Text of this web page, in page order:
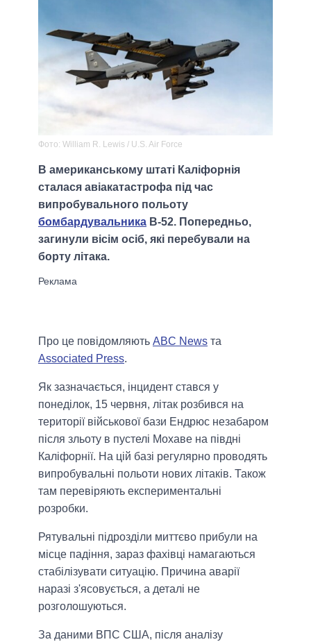
Фото: William R. Lewis / U.S. Air Force
В американському штаті Каліфорнія
сталася авіакатастрофа під час
випробувального польоту
бомбардувальника B-52. Попередньо,
загинули вісім осіб, які перебували на
борту літака.
Про це повідомляють ABC News та
Associated Press.
Як зазначається, інцидент стався у
понеділок, 15 червня, літак розбився на
території військової бази Ендрюс незабаром
після зльоту в пустелі Мохаве на півдні
Каліфорнії. На цій базі регулярно проводять
випробувальні польоти нових літаків. Також
там перевіряють експериментальні
розробки.
Рятувальні підрозділи миттєво прибули на
місце падіння, зараз фахівці намагаються
стабілізувати ситуацію. Причина аварії
наразі з'ясовується, а деталі не
розголошуються.
За даними ВПС США, після аналізу